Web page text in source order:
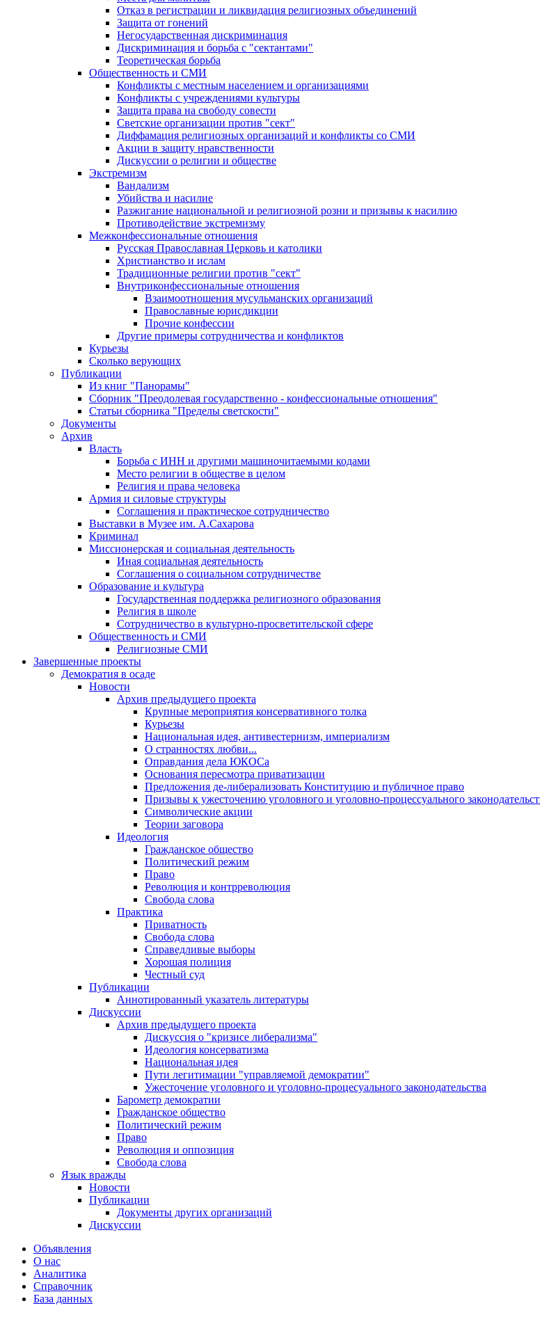
Отказ в регистрации и ликвидация религиозных объединений
Защита от гонений
Негосударственная дискриминация
Дискриминация и борьба с "сектантами"
Теоретическая борьба
Общественность и СМИ
Конфликты с местным населением и организациями
Конфликты с учреждениями культуры
Защита права на свободу совести
Светские организации против "сект"
Диффамация религиозных организаций и конфликты со СМИ
Акции в защиту нравственности
Дискуссии о религии и обществе
Экстремизм
Вандализм
Убийства и насилие
Разжигание национальной и религиозной розни и призывы к насилию
Противодействие экстремизму
Межконфессиональные отношения
Русская Православная Церковь и католики
Христианство и ислам
Традиционные религии против "сект"
Внутриконфессиональные отношения
Взаимоотношения мусульманских организаций
Православные юрисдикции
Прочие конфессии
Другие примеры сотрудничества и конфликтов
Курьезы
Сколько верующих
Публикации
Из книг "Панорамы"
Сборник "Преодолевая государственно - конфессиональные отношения"
Статьи сборника "Пределы светскости"
Документы
Архив
Власть
Борьба с ИНН и другими машиночитаемыми кодами
Место религии в обществе в целом
Религия и права человека
Армия и силовые структуры
Соглашения и практическое сотрудничество
Выставки в Музее им. А.Сахарова
Криминал
Миссионерская и социальная деятельность
Иная социальная деятельность
Соглашения о социальном сотрудничестве
Образование и культура
Государственная поддержка религиозного образования
Религия в школе
Сотрудничество в культурно-просветительской сфере
Общественность и СМИ
Религиозные СМИ
Завершенные проекты
Демократия в осаде
Новости
Архив предыдущего проекта
Крупные мероприятия консервативного толка
Курьезы
Национальная идея, антивестернизм, империализм
О странностях любви...
Оправдания дела ЮКОСа
Основания пересмотра приватизации
Предложения де-либерализовать Конституцию и публичное право
Призывы к ужесточению уголовного и уголовно-процессуального
Символические акции
Теории заговора
Идеология
Гражданское общество
Политический режим
Право
Революция и контрреволюция
Свобода слова
Практика
Приватность
Свобода слова
Справедливые выборы
Хорошая полиция
Честный суд
Публикации
Аннотированный указатель литературы
Дискуссии
Архив предыдущего проекта
Дискуссия о "кризисе либерализма"
Идеология консерватизма
Национальная идея
Пути легитимации "управляемой демократии"
Ужесточение уголовного и уголовно-процесуального законодательства
Барометр демократии
Гражданское общество
Политический режим
Право
Революция и оппозиция
Свобода слова
Язык вражды
Новости
Публикации
Документы других организаций
Дискуссии
Объявления
О нас
Аналитика
Справочник
База данных